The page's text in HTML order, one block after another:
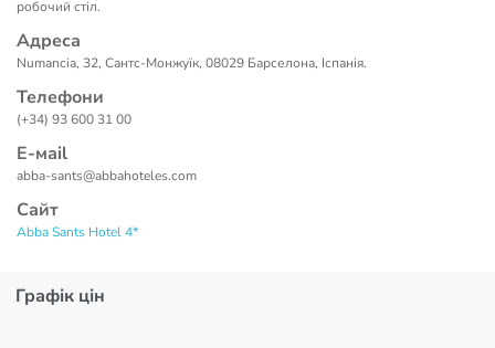
робочий стіл.
Адреса
Numancia, 32, Сантс-Монжуїк, 08029 Барселона, Іспанія.
Телефони
(+34) 93 600 31 00
Е-маil
abba-sants@abbahoteles.com
Сайт
Abba Sants Hotel 4*
Графік цін